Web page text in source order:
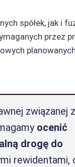
spółek, jak i
przez
związanej z
ocenić
drogę do
rewidentami,